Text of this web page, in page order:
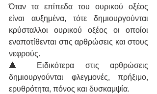
Όταν τα επίπεδα του ουρικού οξέος
είναι αυξημένα, τότε δημιουργούνται
κρύσταλλοι ουρικού οξέος οι οποίοι
εναποτίθενται στις αρθρώσεις και στους
νεφρούς.
🔺 Ειδικότερα στις αρθρώσεις
δημιουργούνται φλεγμονές, πρήξιμο,
ερυθρότητα, πόνος και δυσκαμψία.